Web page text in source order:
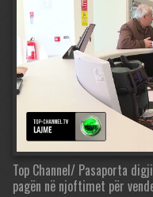
Top Channel/ Pasaporta
pagën në njoftimet për